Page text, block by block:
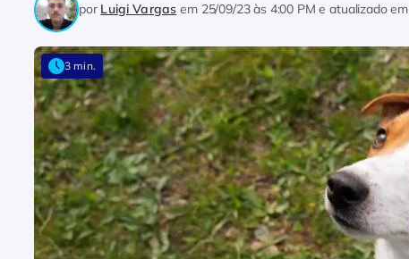
por Luigi Vargas em 25/09/23 às 4:00 PM e atualizado em
3 min.